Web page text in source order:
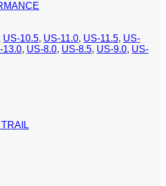
US-10.5, US-11.0, US-11.5, US-
13.0, US-8.0, US-8.5, US-9.0, US-